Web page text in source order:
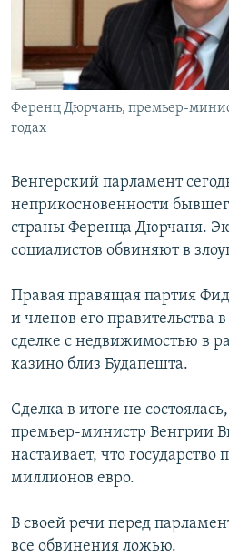
Ференц Дюрчань, премьер-
годах
Венгерский парламент
неприкосновенности
страны Ференца Дюрчаня.
социалистов обвиняют в
Правая правящая партия
и членов его правительства
сделке с недвижимостью в
казино близ Будапешта.
Сделка в итоге не
премьер-министр Венгрии
настаивает, что государство
миллионов евро.
В своей речи перед
все обвинения ложью.